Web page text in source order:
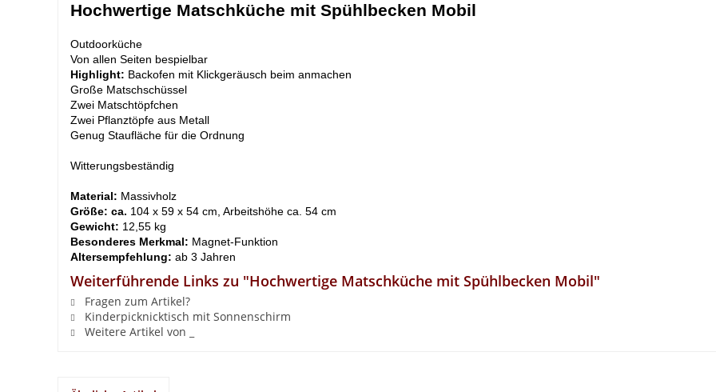
Hochwertige Matschküche mit Spühlbecken Mobil
Outdoorküche
Von allen Seiten bespielbar
Highlight: Backofen mit Klickgeräusch beim anmachen
Große Matschschüssel
Zwei Matschtöpfchen
Zwei Pflanztöpfe aus Metall
Genug Staufläche für die Ordnung
Witterungsbeständig
Material: Massivholz
Größe: ca. 104 x 59 x 54 cm, Arbeitshöhe ca. 54 cm
Gewicht: 12,55 kg
Besonderes Merkmal: Magnet-Funktion
Altersempfehlung: ab 3 Jahren
Weiterführende Links zu "Hochwertige Matschküche mit Spühlbecken Mobil"
Fragen zum Artikel?
Kinderpicknicktisch mit Sonnenschirm
Weitere Artikel von _